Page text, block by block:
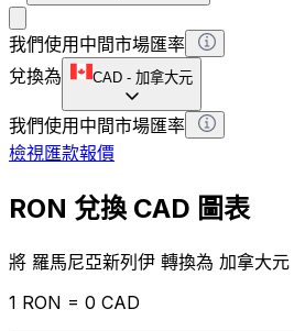
我們使用中間市場匯率
兌換為
CAD - 加拿大元
我們使用中間市場匯率
檢視匯款報價
RON 兌換 CAD 圖表
將 羅馬尼亞新列伊 轉換為 加拿大元
1 RON = 0 CAD